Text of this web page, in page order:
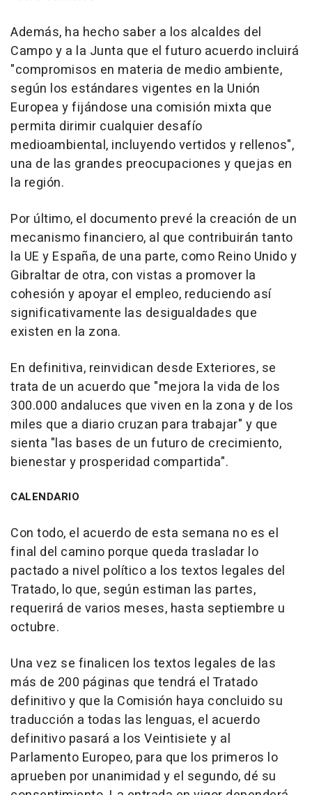
Además, ha hecho saber a los alcaldes del
Campo y a la Junta que el futuro acuerdo incluirá
"compromisos en materia de medio ambiente,
según los estándares vigentes en la Unión
Europea y fijándose una comisión mixta que
permita dirimir cualquier desafío
medioambiental, incluyendo vertidos y rellenos",
una de las grandes preocupaciones y quejas en
la región.
Por último, el documento prevé la creación de un
mecanismo financiero, al que contribuirán tanto
la UE y España, de una parte, como Reino Unido y
Gibraltar de otra, con vistas a promover la
cohesión y apoyar el empleo, reduciendo así
significativamente las desigualdades que
existen en la zona.
En definitiva, reinvidican desde Exteriores, se
trata de un acuerdo que "mejora la vida de los
300.000 andaluces que viven en la zona y de los
miles que a diario cruzan para trabajar" y que
sienta "las bases de un futuro de crecimiento,
bienestar y prosperidad compartida".
CALENDARIO
Con todo, el acuerdo de esta semana no es el
final del camino porque queda trasladar lo
pactado a nivel político a los textos legales del
Tratado, lo que, según estiman las partes,
requerirá de varios meses, hasta septiembre u
octubre.
Una vez se finalicen los textos legales de las
más de 200 páginas que tendrá el Tratado
definitivo y que la Comisión haya concluido su
traducción a todas las lenguas, el acuerdo
definitivo pasará a los Veintisiete y al
Parlamento Europeo, para que los primeros lo
aprueben por unanimidad y el segundo, dé su